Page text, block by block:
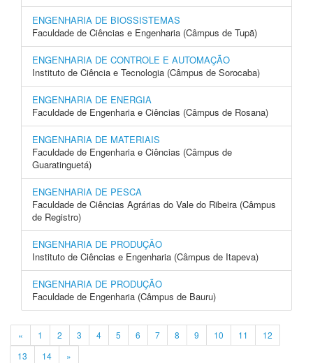
ENGENHARIA DE BIOSSISTEMAS
Faculdade de Ciências e Engenharia (Câmpus de Tupã)
ENGENHARIA DE CONTROLE E AUTOMAÇÃO
Instituto de Ciência e Tecnologia (Câmpus de Sorocaba)
ENGENHARIA DE ENERGIA
Faculdade de Engenharia e Ciências (Câmpus de Rosana)
ENGENHARIA DE MATERIAIS
Faculdade de Engenharia e Ciências (Câmpus de
Guaratinguetá)
ENGENHARIA DE PESCA
Faculdade de Ciências Agrárias do Vale do Ribeira (Câmpus
de Registro)
ENGENHARIA DE PRODUÇÃO
Instituto de Ciências e Engenharia (Câmpus de Itapeva)
ENGENHARIA DE PRODUÇÃO
Faculdade de Engenharia (Câmpus de Bauru)
« 1 2 3 4 5 6 7 8 9 10 11
12
13
14 »